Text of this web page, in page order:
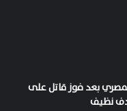
بعد فوز قاتل على
نظيف